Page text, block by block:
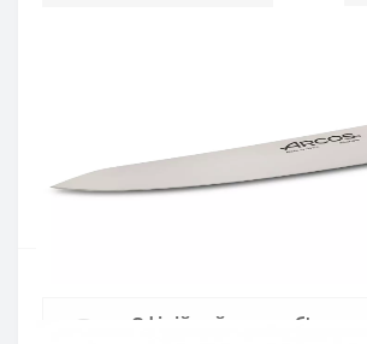
Введіть номер телефону і ми
Офіційний дистриб'ютор